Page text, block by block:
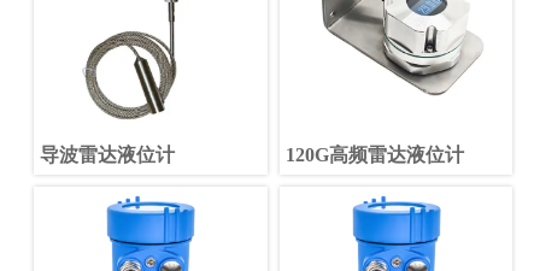
导波雷达液位计 120G高频雷达液位计